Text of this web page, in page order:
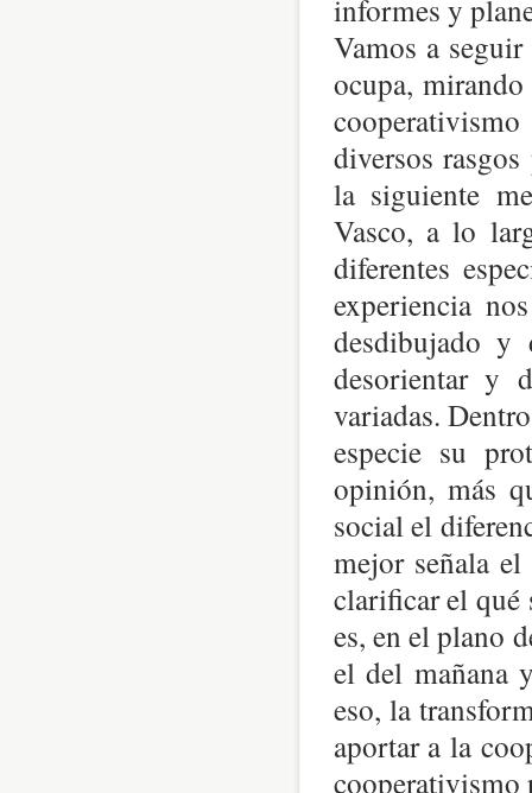
informes y
Vamos a
ocupa,
diversos
la siguiente
Vasco, a lo
diferentes
experiencia
desdibujado y
desorientar y
variadas.
especie su
opinión, más
social el
mejor señala
clarificar el qué
es, en el plano
el del mañana
eso, la
aportar a la
cooperativismo